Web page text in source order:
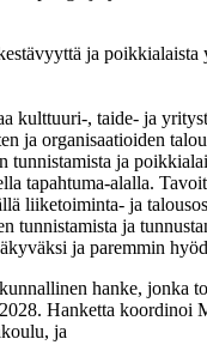
ja poikkialaista
kulttuuri-, taide- ja
ja organisaatioiden
tunnistamista ja
tapahtuma-alalla.
liiketoiminta- ja
tunnistamista ja
ja paremmin
hanke, jonka
Hanketta koordinoi
ja